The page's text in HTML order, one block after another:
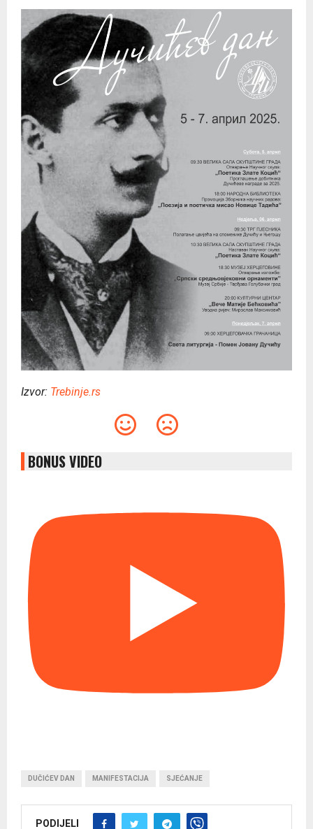
Izvor: Trebinje.rs
BONUS VIDEO
DUČIĆEV DAN MANIFESTACIJA SJEĆANJE
PODIJELI